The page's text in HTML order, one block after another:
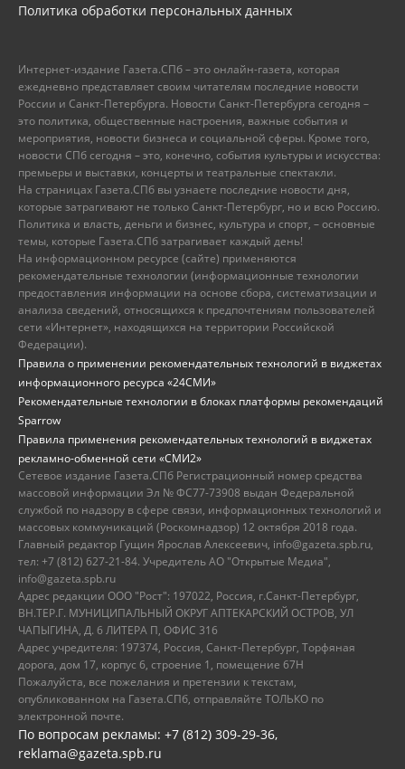
Политика обработки персональных данных
Интернет-издание Газета.СПб – это онлайн-газета, которая
ежедневно представляет своим читателям последние новости
России и Санкт-Петербурга. Новости Санкт-Петербурга сегодня –
это политика, общественные настроения, важные события и
мероприятия, новости бизнеса и социальной сферы. Кроме того,
новости СПб сегодня – это, конечно, события культуры и искусства:
премьеры и выставки, концерты и театральные спектакли.
На страницах Газета.СПб вы узнаете последние новости дня,
которые затрагивают не только Санкт-Петербург, но и всю Россию.
Политика и власть, деньги и бизнес, культура и спорт, – основные
темы, которые Газета.СПб затрагивает каждый день!
На информационном ресурсе (сайте) применяются
рекомендательные технологии (информационные технологии
предоставления информации на основе сбора, систематизации и
анализа сведений, относящихся к предпочтениям пользователей
сети «Интернет», находящихся на территории Российской
Федерации).
Правила о применении рекомендательных технологий в виджетах
информационного ресурса «24СМИ»
Рекомендательные технологии в блоках платформы рекомендаций
Sparrow
Правила применения рекомендательных технологий в виджетах
рекламно-обменной сети «СМИ2»
Сетевое издание Газета.СПб Регистрационный номер средства
массовой информации Эл № ФС77-73908 выдан Федеральной
службой по надзору в сфере связи, информационных технологий и
массовых коммуникаций (Роскомнадзор) 12 октября 2018 года.
Главный редактор Гущин Ярослав Алексеевич, info@gazeta.spb.ru,
тел: +7 (812) 627-21-84. Учредитель АО "Открытые Медиа",
info@gazeta.spb.ru
Адрес редакции ООО "Рост": 197022, Россия, г.Санкт-Петербург,
ВН.ТЕР.Г. МУНИЦИПАЛЬНЫЙ ОКРУГ АПТЕКАРСКИЙ ОСТРОВ, УЛ
ЧАПЫГИНА, Д. 6 ЛИТЕРА П, ОФИС 316
Адрес учредителя: 197374, Россия, Санкт-Петербург, Торфяная
дорога, дом 17, корпус 6, строение 1, помещение 67Н
Пожалуйста, все пожелания и претензии к текстам,
опубликованном на Газета.СПб, отправляйте ТОЛЬКО по
электронной почте.
По вопросам рекламы: +7 (812) 309-29-36,
reklama@gazeta.spb.ru